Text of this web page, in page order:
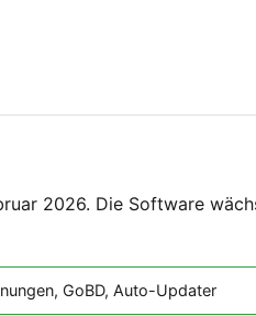
2026. Die Software
GoBD, Auto-Updater